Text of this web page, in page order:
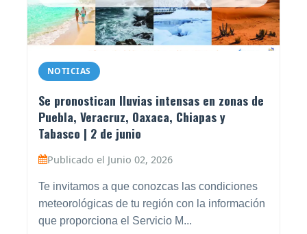
NOTICIAS
Se pronostican lluvias intensas en zonas de
Puebla, Veracruz, Oaxaca, Chiapas y
Tabasco | 2 de junio
Publicado el Junio 02, 2026
Te invitamos a que conozcas las condiciones
meteorológicas de tu región con la información
que proporciona el Servicio M...